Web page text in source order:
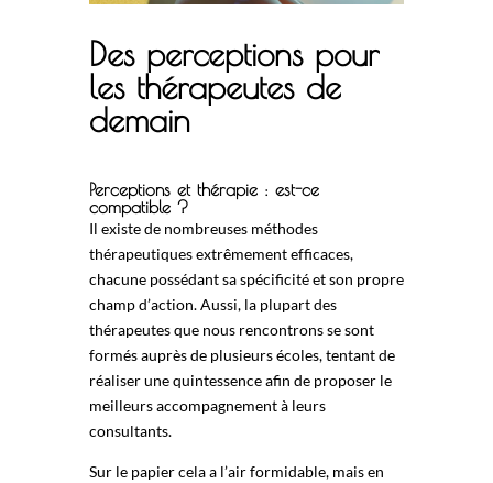
Des perceptions pour
les thérapeutes de
demain
Perceptions et thérapie : est-ce
compatible ?
Il existe de nombreuses méthodes
thérapeutiques extrêmement efficaces,
chacune possédant sa spécificité et son propre
champ d’action. Aussi, la plupart des
thérapeutes que nous rencontrons se sont
formés auprès de plusieurs écoles, tentant de
réaliser une quintessence afin de proposer le
meilleurs accompagnement à leurs
consultants.
Sur le papier cela a l’air formidable, mais en